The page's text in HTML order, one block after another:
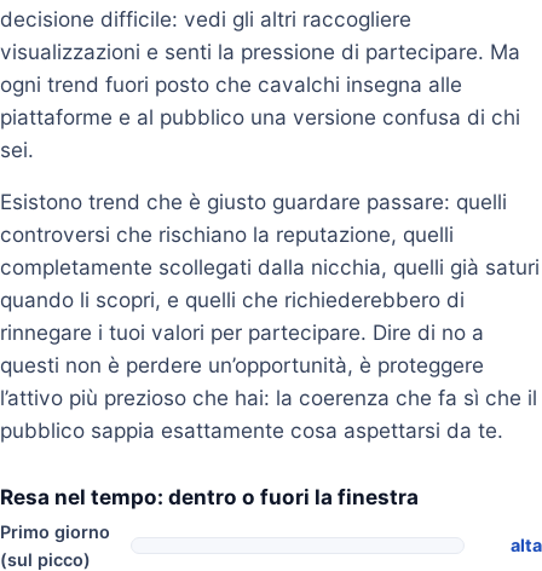
decisione difficile: vedi gli altri raccogliere
visualizzazioni e senti la pressione di partecipare. Ma
ogni trend fuori posto che cavalchi insegna alle
piattaforme e al pubblico una versione confusa di chi
sei.
Esistono trend che è giusto guardare passare: quelli
controversi che rischiano la reputazione, quelli
completamente scollegati dalla nicchia, quelli già saturi
quando li scopri, e quelli che richiederebbero di
rinnegare i tuoi valori per partecipare. Dire di no a
questi non è perdere un’opportunità, è proteggere
l’attivo più prezioso che hai: la coerenza che fa sì che il
pubblico sappia esattamente cosa aspettarsi da te.
Resa nel tempo: dentro o fuori la finestra
Primo giorno
(sul picco)
alta